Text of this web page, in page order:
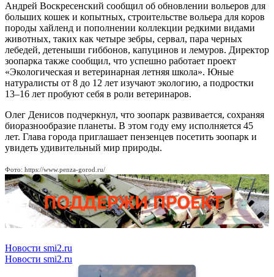
Андрей Воскресенский сообщил об обновлении вольеров для
больших кошек и копытных, строительстве вольера для коров
породы хайленд и пополнении коллекции редкими видами
животных, таких как четыре зебры, сервал, пара черных
лебедей, детеныши гиббонов, капуцинов и лемуров. Директор
зоопарка также сообщил, что успешно работает проект
«Экологическая и ветеринарная летняя школа». Юные
натуралисты от 8 до 12 лет изучают экологию, а подростки
13–16 лет пробуют себя в роли ветеринаров.
Олег Денисов подчеркнул, что зоопарк развивается, сохраняя
биоразнообразие планеты. В этом году ему исполняется 45
лет. Глава города приглашает пензенцев посетить зоопарк и
увидеть удивительный мир природы.
Фото: https://www.penza-gorod.ru/
Новости smi2.ru
Новости smi2.ru